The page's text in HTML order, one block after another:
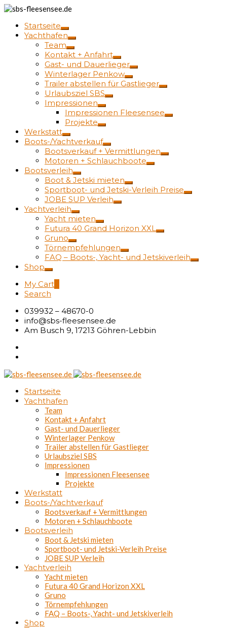
Startseite
Yachthafen
Team
Kontakt + Anfahrt
Gast- und Dauerlieger
Winterlager Penkow
Trailer abstellen für Gastlieger
Urlaubsziel SBS
Impressionen
Impressionen Fleesensee
Projekte
Werkstatt
Boots-/Yachtverkauf
Bootsverkauf + Vermittlungen
Motoren + Schlauchboote
Bootsverleih
Boot & Jetski mieten
Sportboot- und Jetski-Verleih Preise
JOBE SUP Verleih
Yachtverleih
Yacht mieten
Futura 40 Grand Horizon XXL
Gruno
Törnempfehlungen
FAQ – Boots-, Yacht- und Jetskiverleih
Shop
My Cart
Search
039932 – 48670-0
info@sbs-fleesensee.de
Am Busch 9, 17213 Göhren-Lebbin
Startseite
Yachthafen
Team
Kontakt + Anfahrt
Gast- und Dauerlieger
Winterlager Penkow
Trailer abstellen für Gastlieger
Urlaubsziel SBS
Impressionen
Impressionen Fleesensee
Projekte
Werkstatt
Boots-/Yachtverkauf
Bootsverkauf + Vermittlungen
Motoren + Schlauchboote
Bootsverleih
Boot & Jetski mieten
Sportboot- und Jetski-Verleih Preise
JOBE SUP Verleih
Yachtverleih
Yacht mieten
Futura 40 Grand Horizon XXL
Gruno
Törnempfehlungen
FAQ – Boots-, Yacht- und Jetskiverleih
Shop